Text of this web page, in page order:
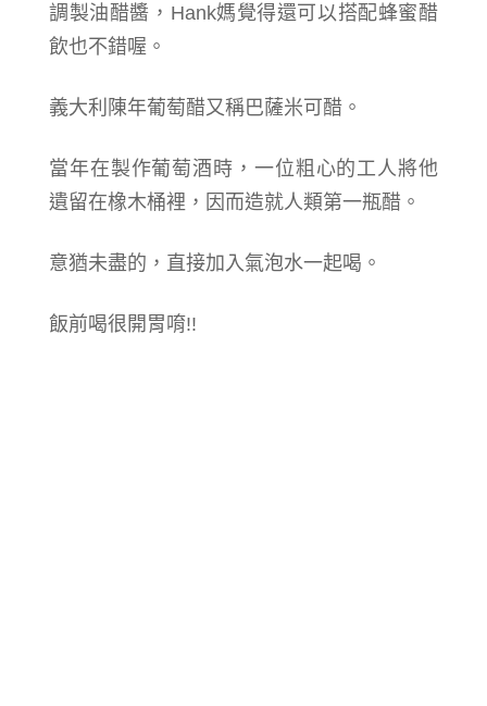
調製油醋醬，Hank媽覺得還可以搭配蜂蜜醋
飲也不錯喔。
義大利陳年葡萄醋又稱巴薩米可醋。
當年在製作葡萄酒時，一位粗心的工人將他
遺留在橡木桶裡，因而造就人類第一瓶醋。
意猶未盡的，直接加入氣泡水一起喝。
飯前喝很開胃唷!!